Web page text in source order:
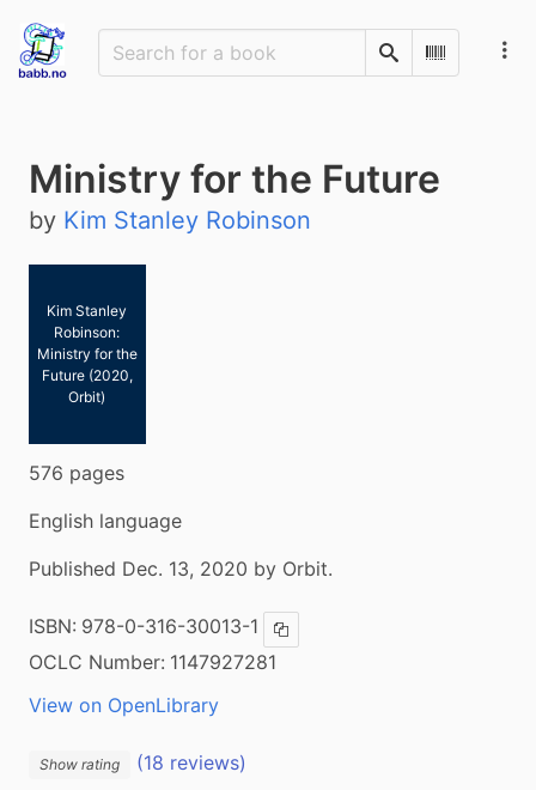
SearchScan
Ministry for the Future
by Kim Stanley Robinson
Kim Stanley
Robinson:
Ministry for the
Future (2020,
Orbit)
576 pages
English language
Published Dec. 13, 2020 by Orbit.
ISBN: 978-0-316-30013-1 Copy ISBN
OCLC Number: 1147927281
View on OpenLibrary
Show rating
(18 reviews)